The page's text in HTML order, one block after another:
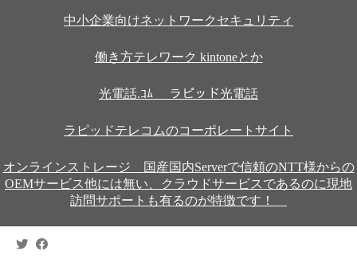
中小企業向けネットワークセキュリティ
働き方テレワーク kintoneとか
光電話.ｺﾑ ラピッド光電話
ラピッドテレコムのコーポレートサイト
オンラインストレージ 国産国内Serverで信頼のNTT様からの
OEMサービス他には無い、クラウドサービスであるのに現地
訪問サポートも有るのが特徴です！